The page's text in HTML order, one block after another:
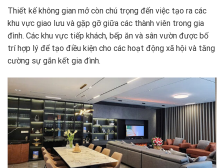
Thiết kế không gian mở còn chú trọng đến việc tạo ra các
khu vực giao lưu và gặp gỡ giữa các thành viên trong gia
đình. Các khu vực tiếp khách, bếp ăn và sân vườn được bố
trí hợp lý để tạo điều kiện cho các hoạt động xã hội và tăng
cường sự gắn kết gia đình.